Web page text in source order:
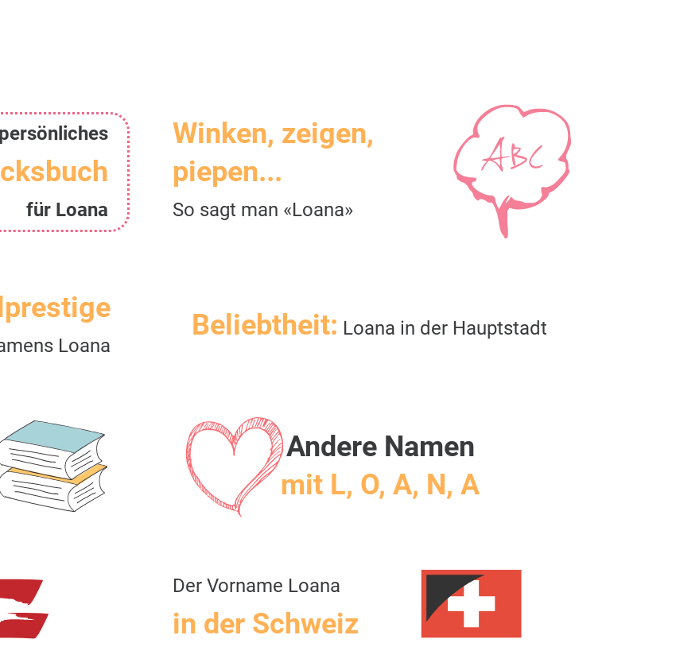
für Loana
Winken, zeigen,
piepen...
So sagt man «Loana»
Loana
Beliebtheit: Loana in der Hauptstadt
Andere Namen
mit L, O, A, N, A
Der Vorname Loana
in der Schweiz